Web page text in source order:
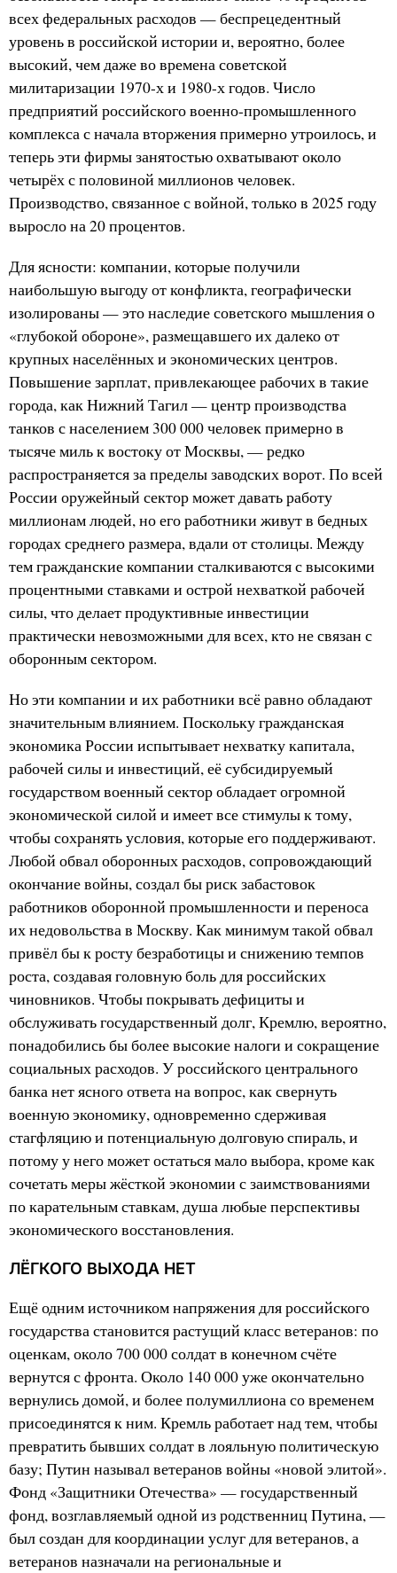
всех федеральных расходов — беспрецедентный
уровень в российской истории и, вероятно, более
высокий, чем даже во времена советской
милитаризации 1970-х и 1980-х годов. Число
предприятий российского военно-промышленного
комплекса с начала вторжения примерно утроилось, и
теперь эти фирмы занятостью охватывают около
четырёх с половиной миллионов человек.
Производство, связанное с войной, только в 2025 году
выросло на 20 процентов.
Для ясности: компании, которые получили
наибольшую выгоду от конфликта, географически
изолированы — это наследие советского мышления о
«глубокой обороне», размещавшего их далеко от
крупных населённых и экономических центров.
Повышение зарплат, привлекающее рабочих в такие
города, как Нижний Тагил — центр производства
танков с населением 300 000 человек примерно в
тысяче миль к востоку от Москвы, — редко
распространяется за пределы заводских ворот. По всей
России оружейный сектор может давать работу
миллионам людей, но его работники живут в бедных
городах среднего размера, вдали от столицы. Между
тем гражданские компании сталкиваются с высокими
процентными ставками и острой нехваткой рабочей
силы, что делает продуктивные инвестиции
практически невозможными для всех, кто не связан с
оборонным сектором.
Но эти компании и их работники всё равно обладают
значительным влиянием. Поскольку гражданская
экономика России испытывает нехватку капитала,
рабочей силы и инвестиций, её субсидируемый
государством военный сектор обладает огромной
экономической силой и имеет все стимулы к тому,
чтобы сохранять условия, которые его поддерживают.
Любой обвал оборонных расходов, сопровождающий
окончание войны, создал бы риск забастовок
работников оборонной промышленности и переноса
их недовольства в Москву. Как минимум такой обвал
привёл бы к росту безработицы и снижению темпов
роста, создавая головную боль для российских
чиновников. Чтобы покрывать дефициты и
обслуживать государственный долг, Кремлю, вероятно,
понадобились бы более высокие налоги и сокращение
социальных расходов. У российского центрального
банка нет ясного ответа на вопрос, как свернуть
военную экономику, одновременно сдерживая
стагфляцию и потенциальную долговую спираль, и
потому у него может остаться мало выбора, кроме как
сочетать меры жёсткой экономии с заимствованиями
по карательным ставкам, душа любые перспективы
экономического восстановления.
ЛЁГКОГО ВЫХОДА НЕТ
Ещё одним источником напряжения для российского
государства становится растущий класс ветеранов: по
оценкам, около 700 000 солдат в конечном счёте
вернутся с фронта. Около 140 000 уже окончательно
вернулись домой, и более полумиллиона со временем
присоединятся к ним. Кремль работает над тем, чтобы
превратить бывших солдат в лояльную политическую
базу; Путин называл ветеранов войны «новой элитой».
Фонд «Защитники Отечества» — государственный
фонд, возглавляемый одной из родственниц Путина, —
был создан для координации услуг для ветеранов, а
ветеранов назначали на региональные и